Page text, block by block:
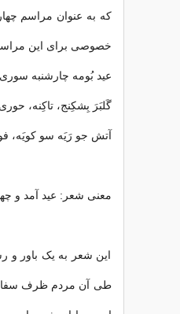
که به عنوان مراسم
خصوصی برای این مراسم
عید بُومه چارشنبه سوری
گَلبَرَ بِشکِنج، تاکِنه، حوری
آتش جو رَیَه سو کویَه،
معنی شعر: عید آمد و
این شعر به یک باور و
طی آن مردم ظرف سفالی